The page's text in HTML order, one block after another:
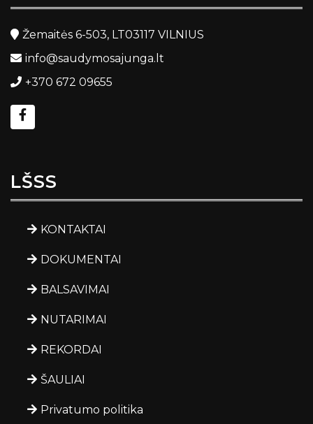
Žemaitės 6-503, LT03117 VILNIUS
info@saudymosajunga.lt
+370 672 09655
LŠSS
KONTAKTAI
DOKUMENTAI
BALSAVIMAI
NUTARIMAI
REKORDAI
ŠAULIAI
Privatumo politika